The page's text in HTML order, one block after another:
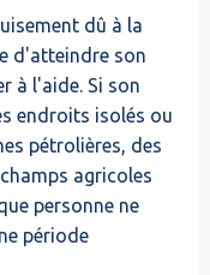
dû à la
d'atteindre son
à l'aide. Si son
endroits isolés ou
pétrolières, des
agricoles
personne ne
période